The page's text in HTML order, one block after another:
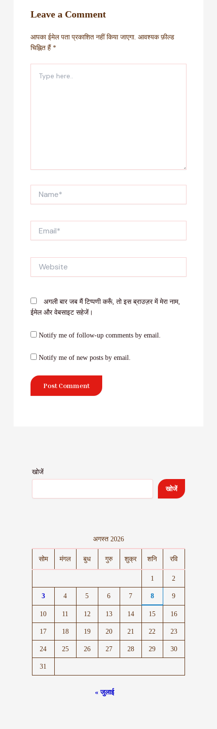
Leave a Comment
आपका ईमेल पता प्रकाशित नहीं किया जाएगा. आवश्यक फ़ील्ड
चिह्नित हैं *
here..
अगली बार जब मैं टिप्पणी करूँ, तो इस ब्राउज़र में मेरा नाम,
ईमेल और वेबसाइट सहेजें।
Notify me of follow-up comments by email.
Notify me of new posts by email.
खोजें
खोजें
अगस्त 2026
सोम मंगल बुध गुरु शुक्र शनि रवि
1 2
3 4 5 6 7 8 9
10 11 12 13 14 15 16
17 18 19 20 21 22 23
24 25 26 27 28 29 30
31
« जुलाई